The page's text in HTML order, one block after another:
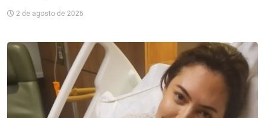
2 de agosto de 2026